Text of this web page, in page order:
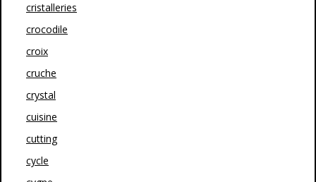
cristalleries
crocodile
croix
cruche
crystal
cuisine
cutting
cycle